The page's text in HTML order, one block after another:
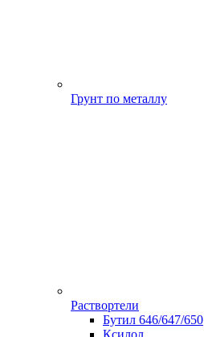
Грунт по металлу
Раствортели
Бутил 646/647/650
Ксилол